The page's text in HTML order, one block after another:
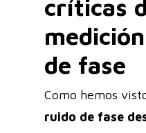
críticas
de fase
Como hemos
ruido de fase